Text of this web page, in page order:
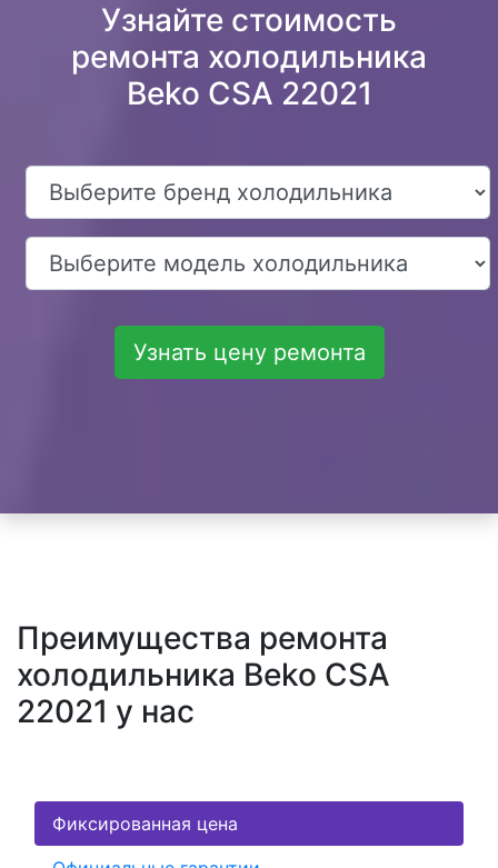
Узнайте стоимость
ремонта холодильника
Beko CSA 22021
Узнать цену ремонта
Преимущества ремонта
холодильника Beko CSA
22021 у нас
Фиксированная цена